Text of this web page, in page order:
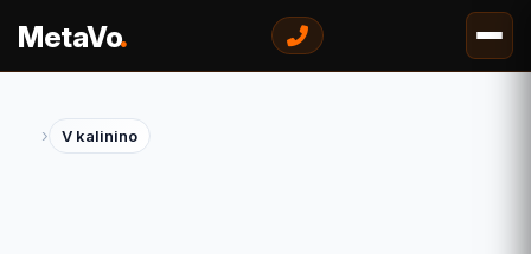
MetaVo.
› V kalinino